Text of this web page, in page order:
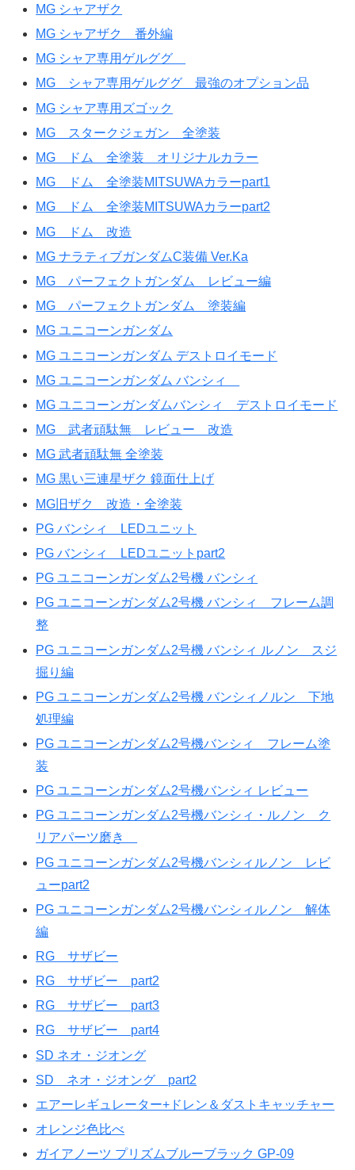
MG シャアザク
MG シャアザク 番外編
MG シャア専用ゲルググ
MG シャア専用ゲルググ 最強のオプション品
MG シャア専用ズゴック
MG スタークジェガン 全塗装
MG ドム 全塗装 オリジナルカラー
MG ドム 全塗装MITSUWAカラーpart1
MG ドム 全塗装MITSUWAカラーpart2
MG ドム 改造
MG ナラティブガンダムC装備 Ver.Ka
MG パーフェクトガンダム レビュー編
MG パーフェクトガンダム 塗装編
MG ユニコーンガンダム
MG ユニコーンガンダム デストロイモード
MG ユニコーンガンダム バンシィ
MG ユニコーンガンダムバンシィ デストロイモード
MG 武者頑駄無 レビュー 改造
MG 武者頑駄無 全塗装
MG 黒い三連星ザク 鏡面仕上げ
MG旧ザク 改造・全塗装
PG バンシィ LEDユニット
PG バンシィ LEDユニットpart2
PG ユニコーンガンダム2号機 バンシィ
PG ユニコーンガンダム2号機 バンシィ フレーム調
整
PG ユニコーンガンダム2号機 バンシィ ルノン スジ
掘り編
PG ユニコーンガンダム2号機 バンシィノルン 下地
処理編
PG ユニコーンガンダム2号機バンシィ フレーム塗
装
PG ユニコーンガンダム2号機バンシィ レビュー
PG ユニコーンガンダム2号機バンシィ・ルノン ク
リアパーツ磨き
PG ユニコーンガンダム2号機バンシィルノン レビ
ューpart2
PG ユニコーンガンダム2号機バンシィルノン 解体
編
RG サザビー
RG サザビー part2
RG サザビー part3
RG サザビー part4
SD ネオ・ジオング
SD ネオ・ジオング part2
エアーレギュレーター+ドレン＆ダストキャッチャー
オレンジ色比べ
ガイアノーツ プリズムブルーブラック GP-09